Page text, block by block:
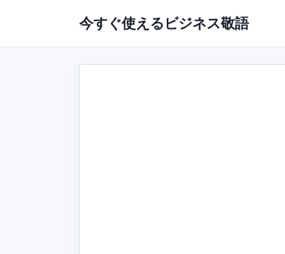
今すぐ使えるビジネス敬語